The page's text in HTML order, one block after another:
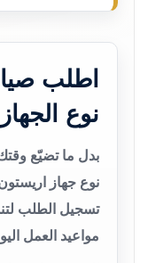
اطلب
نوع
بدل ما تضيّع
نوع جهاز
تسجيل الطلب
مواعيد العمل